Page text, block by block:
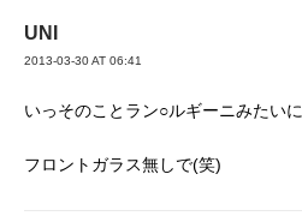
UNI
2013-03-30 AT 06:41
いっそのことラン○ルギーニみたいに
フロントガラス無しで(笑)